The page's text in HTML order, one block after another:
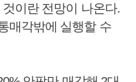
이란 전망이 나온다.
매각밖에 실행할 수